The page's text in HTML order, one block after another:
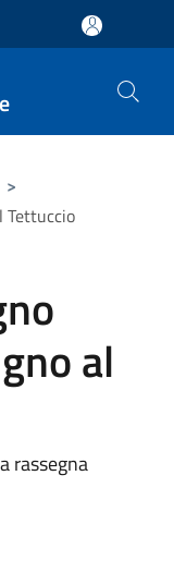
>
Tettuccio
al
rassegna